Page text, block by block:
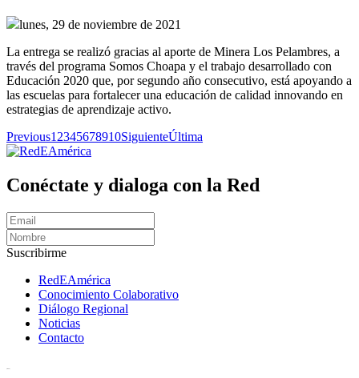
lunes, 29 de noviembre de 2021
La entrega se realizó gracias al aporte de Minera Los Pelambres, a
través del programa Somos Choapa y el trabajo desarrollado con
Educación 2020 que, por segundo año consecutivo, está apoyando a
las escuelas para fortalecer una educación de calidad innovando en
estrategias de aprendizaje activo.
Previous1 2345678910SiguienteÚltima
Conéctate y dialoga con la Red
Suscribirme
RedEAmérica
Conocimiento Colaborativo
Diálogo Regional
Noticias
Contacto